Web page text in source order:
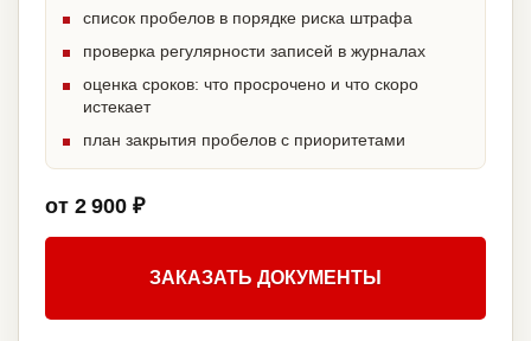
список пробелов в порядке риска штрафа
проверка регулярности записей в журналах
оценка сроков: что просрочено и что скоро
истекает
план закрытия пробелов с приоритетами
от 2 900 ₽
ЗАКАЗАТЬ ДОКУМЕНТЫ